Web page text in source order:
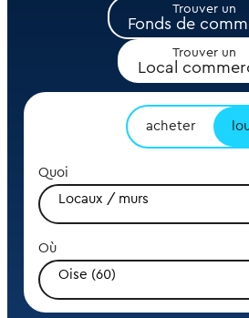
Trouver un
Fonds de
Trouver un
Local
acheter
Quoi
Locaux / murs
Où
Oise (60)